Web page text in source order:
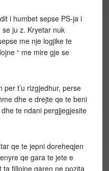
i humbet sepse PS-ja i
ju z. Kryetar nuk
me nje logjike te
“ me mire gje se
t’u rizgjedhur, perse
dhe e drejte qe te beni
te ndani pergjjegjesite
qe te jepni doreheqjen
qe gara te jete e
ta fillojne garen ne pozita